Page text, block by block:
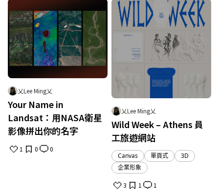
乂Lee Ming乂
Your Name in
Landsat：用NASA衛星
影像拼出你的名字
1 0 0
乂Lee Ming乂
Wild Week – Athens 員
工旅遊網站
Canvas 單頁式
3D
企業形象
3 1 1